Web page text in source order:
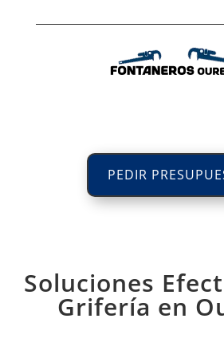
PEDIR
Soluciones
Grifería en